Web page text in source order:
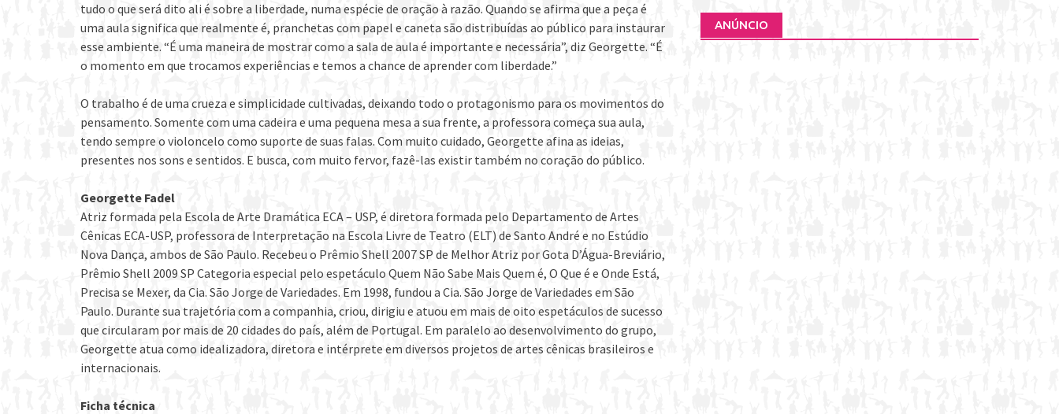
tudo o que será dito ali é sobre a liberdade, numa espécie de oração à razão. Quando se afirma que a peça é
uma aula significa que realmente é, pranchetas com papel e caneta são distribuídas ao público para instaurar
esse ambiente. “É uma maneira de mostrar como a sala de aula é importante e necessária”, diz Georgette. “É
o momento em que trocamos experiências e temos a chance de aprender com liberdade.”
O trabalho é de uma crueza e simplicidade cultivadas, deixando todo o protagonismo para os movimentos do
pensamento. Somente com uma cadeira e uma pequena mesa a sua frente, a professora começa sua aula,
tendo sempre o violoncelo como suporte de suas falas. Com muito cuidado, Georgette afina as ideias,
presentes nos sons e sentidos. E busca, com muito fervor, fazê-las existir também no coração do público.
Georgette Fadel
Atriz formada pela Escola de Arte Dramática ECA – USP, é diretora formada pelo Departamento de Artes
Cênicas ECA-USP, professora de Interpretação na Escola Livre de Teatro (ELT) de Santo André e no Estúdio
Nova Dança, ambos de São Paulo. Recebeu o Prêmio Shell 2007 SP de Melhor Atriz por Gota D’Água-Breviário,
Prêmio Shell 2009 SP Categoria especial pelo espetáculo Quem Não Sabe Mais Quem é, O Que é e Onde Está,
Precisa se Mexer, da Cia. São Jorge de Variedades. Em 1998, fundou a Cia. São Jorge de Variedades em São
Paulo. Durante sua trajetória com a companhia, criou, dirigiu e atuou em mais de oito espetáculos de sucesso
que circularam por mais de 20 cidades do país, além de Portugal. Em paralelo ao desenvolvimento do grupo,
Georgette atua como idealizadora, diretora e intérprete em diversos projetos de artes cênicas brasileiros e
internacionais.
Ficha técnica
ANÚNCIO